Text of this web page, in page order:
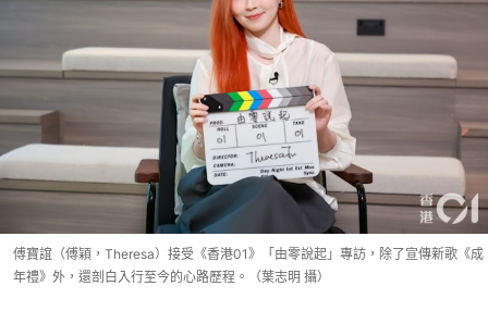
傅寶誼（傅穎，Theresa）接受《香港01》「由零說起」專訪，除了宣傳新歌《成
年禮》外，還剖白入行至今的心路歷程。（葉志明 攝）